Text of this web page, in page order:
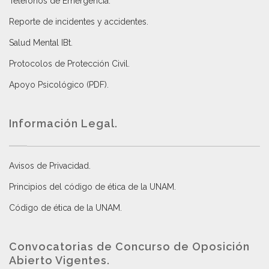
Reporte de incidentes y accidentes
Salud Mental IBt
Protocolos de Protección Civil
Apoyo Psicológico (PDF)
Información Legal.
Avisos de Privacidad
Principios del código de ética de la UNAM
Código de ética de la UNAM
Convocatorias de Concurso de Oposición
Abierto Vigentes.